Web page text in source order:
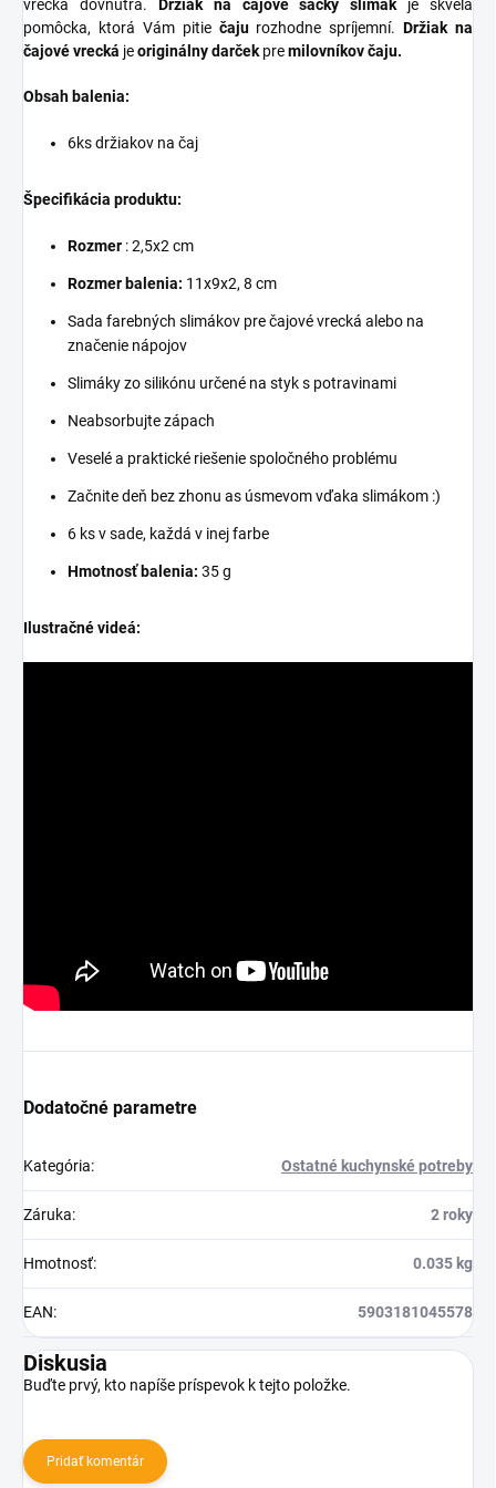
vrecka dovnútra. Držiak na čajové sáčky slimák je skvelá
pomôcka, ktorá Vám pitie čajurozhodne spríjemní.Držiak na
čajové vrecká jeoriginálny darček premilovníkov čaju.
Obsah balenia:
6ks držiakov na čaj
Špecifikácia produktu:
Rozmer : 2,5x2 cm
Rozmer balenia: 11x9x2, 8 cm
Sada farebných slimákov pre čajové vrecká alebo na
značenie nápojov
Slimáky zo silikónu určené na styk s potravinami
Neabsorbujte zápach
Veselé a praktické riešenie spoločného problému
Začnite deň bez zhonu as úsmevom vďaka slimákom :)
6 ks v sade, každá v inej farbe
Hmotnosť balenia: 35 g
Ilustračné videá:
Dodatočné parametre
Kategória: Ostatné kuchynské potreby
Záruka: 2 roky
Hmotnosť: 0.035 kg
EAN: 5903181045578
Diskusia
Buďte prvý, kto napíše príspevok k tejto položke.
Pridať komentár